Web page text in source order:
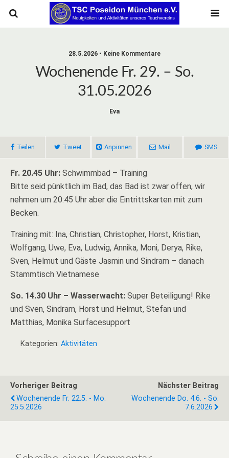
28.5.2026 • Keine Kommentare
Wochenende Fr. 29. – So.
31.05.2026
Eva
Teilen Tweet Anpinnen Mail SMS
Fr. 20.45 Uhr: Schwimmbad – Training
Bitte seid pünktlich im Bad, das Bad ist zwar offen, wir
nehmen um 20:45 Uhr aber die Eintrittskarten mit zum
Becken.
Training mit: Ina, Christian, Christopher, Horst, Kristian,
Wolfgang, Uwe, Eva, Ludwig, Annika, Moni, Derya, Rike,
Sven, Helmut und Gäste Jasmin und Sindram – danach
Stammtisch Vietnamese
So. 14.30 Uhr – Wasserwacht: Super Beteiligung! Rike
und Sven, Sindram, Horst und Helmut, Stefan und
Matthias, Monika Surfacesupport
Kategorien: Aktivitäten
Vorheriger Beitrag
Wochenende Fr. 22.5. - Mo.
25.5.2026
Nächster Beitrag
Wochenende Do. 4.6. - So.
7.6.2026